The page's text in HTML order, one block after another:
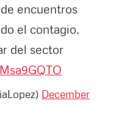
encuentros
el contagio.
del sector
December